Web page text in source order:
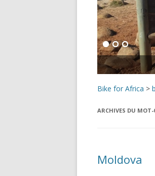
Bike for Africa >
ARCHIVES DU MOT-
Moldova